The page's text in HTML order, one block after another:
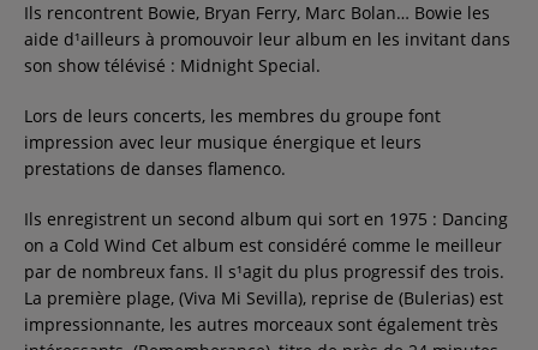
Ils rencontrent Bowie, Bryan Ferry, Marc Bolan… Bowie les
aide d¹ailleurs à promouvoir leur album en les invitant dans
son show télévisé : Midnight Special.
Lors de leurs concerts, les membres du groupe font
impression avec leur musique énergique et leurs
prestations de danses flamenco.
Ils enregistrent un second album qui sort en 1975 : Dancing
on a Cold Wind Cet album est considéré comme le meilleur
par de nombreux fans. Il s¹agit du plus progressif des trois.
La première plage, (Viva Mi Sevilla), reprise de (Bulerias) est
impressionnante, les autres morceaux sont également très